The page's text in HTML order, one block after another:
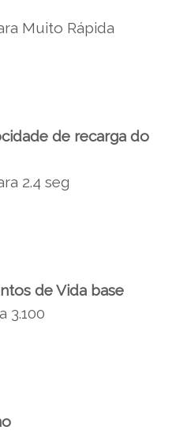
Muito Rápida
de recarga do
2.4 seg
de Vida base
3.100